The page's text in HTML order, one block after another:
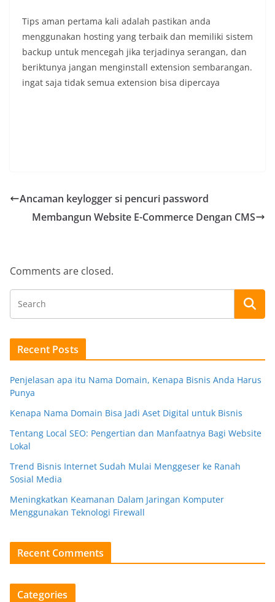
Tips aman pertama kali adalah pastikan anda
menggunakan hosting yang terbaik dan memiliki sistem
backup untuk mencegah jika terjadinya serangan, dan
beriktunya jangan menginstall extension sembarangan.
ingat saja tidak semua extension bisa dipercaya
Ancaman keylogger si pencuri password
Membangun Website E-Commerce Dengan CMS
Comments are closed.
Recent Posts
Penjelasan apa itu Nama Domain, Kenapa Bisnis Anda Harus
Punya
Kenapa Nama Domain Bisa Jadi Aset Digital untuk Bisnis
Tentang Local SEO: Pengertian dan Manfaatnya Bagi Website
Lokal
Trend Bisnis Internet Sudah Mulai Menggeser ke Ranah
Sosial Media
Meningkatkan Keamanan Dalam Jaringan Komputer
Menggunakan Teknologi Firewall
Recent Comments
Categories